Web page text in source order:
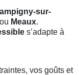
sur-
ou Meaux.
s’adapte à
vos goûts et